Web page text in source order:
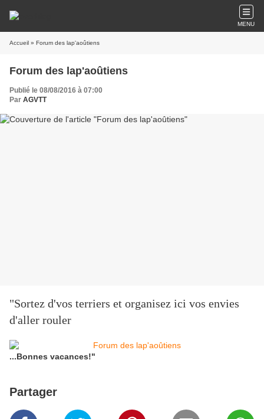
MENU
Accueil » Forum des lap'aoûtiens
Forum des lap'aoûtiens
Publié le 08/08/2016 à 07:00
Par AGVTT
"Sortez d'vos terriers et organisez ici vos envies
d'aller rouler
...Bonnes vacances!"
Partager